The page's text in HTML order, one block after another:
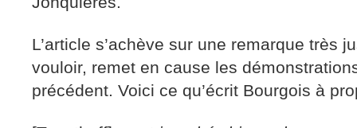
L’article s’achève sur une remarque très
vouloir, remet en cause les
précédent. Voici ce qu’écrit Bourgois à